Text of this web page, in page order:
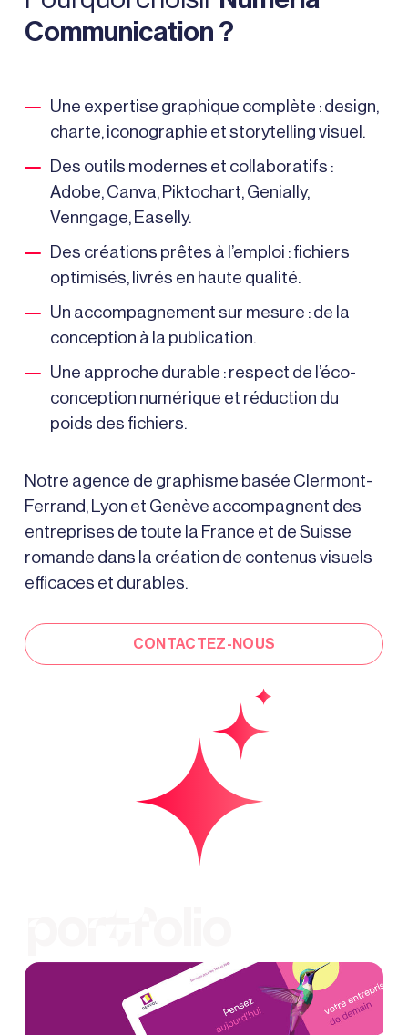
Communication ?
Une expertise graphique complète : design,
charte, iconographie et storytelling visuel.
Des outils modernes et collaboratifs :
Adobe, Canva, Piktochart, Genially,
Venngage, Easelly.
Des créations prêtes à l’emploi : fichiers
optimisés, livrés en haute qualité.
Un accompagnement sur mesure : de la
conception à la publication.
Une approche durable : respect de l’éco-
conception numérique et réduction du
poids des fichiers.
Notre agence de graphisme basée Clermont-
Ferrand, Lyon et Genève accompagnent des
entreprises de toute la France et de Suisse
romande dans la création de contenus visuels
efficaces et durables.
CONTACTEZ-NOUS